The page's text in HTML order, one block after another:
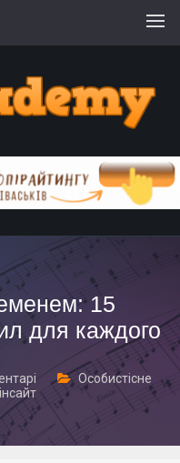
15
для каждого
Особистісне